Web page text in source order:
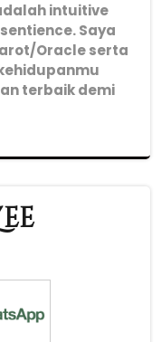
intuitive
Saya
Oracle serta
terbaik demi